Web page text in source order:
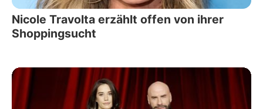
Nicole Travolta erzählt offen von ihrer
Shoppingsucht